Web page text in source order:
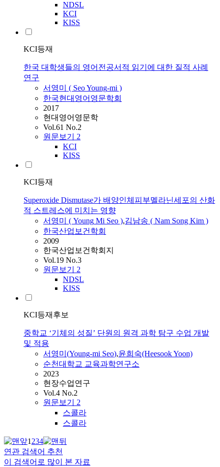
NDSL
KCI
KISS
KCI등재
한국 대학생들의 영어전공서적 읽기에 대한 질적 사례
연구
서영미
( SeoYoung-mi )
한국현대영어영문학회
2017
현대영어영문학
Vol.61 No.2
원문보기 2
KCI
KISS
KCI등재
Superoxide Dismutase가 배양인체피부멜라닌세포의 산화
적 스트레스에 미치는 영향
서영미
( Young Mi Seo ),김남송 ( Nam Song Kim )
한국산업보건학회
2009
한국산업보건학회지
Vol.19 No.3
원문보기 2
NDSL
KISS
KCI등재후보
중학교 ‘기체의 성질’ 단원의 원격 과학 탐구 수업 개발
및 적용
서영미 (Young-mi Seo),윤희숙(Heesook Yoon)
순천대학교 교육과학연구소
2023
현장수업연구
Vol.4 No.2
원문보기 2
스콜라
스콜라
1234
연관 검색어 추천
이 검색어로 많이 본 자료